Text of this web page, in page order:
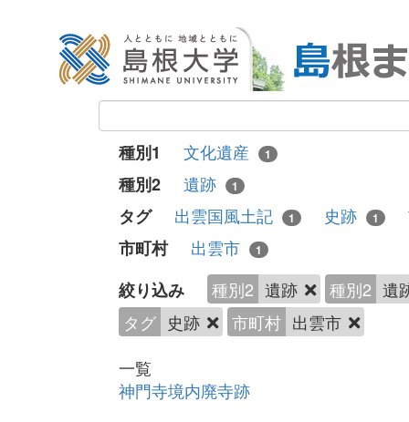
種別1 文化遺産 1
種別2 遺跡 1
タグ 出雲国風土記 1 史跡 1
市町村
出雲市 1
絞り込み 種別2 遺跡 種別2 遺
タグ 史跡 市町村 出雲市
一覧
神門寺境内廃寺跡